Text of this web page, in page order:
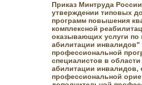
Приказ Минтруда
утверждении типовых
программ повышения
комплексной
оказывающих услуги
абилитации
профессиональной
специалистов в
абилитации инвалидов,
профессиональной